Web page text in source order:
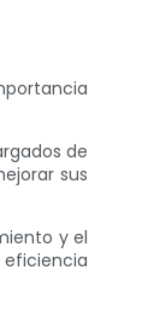
de
sus
y el